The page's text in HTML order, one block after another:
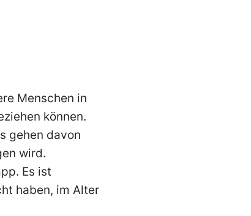
Menschen in
können.
gehen davon
wird.
Es ist
haben, im Alter